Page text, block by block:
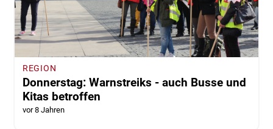
REGION
Donnerstag: Warnstreiks - auch Busse und
Kitas betroffen
vor 8 Jahren